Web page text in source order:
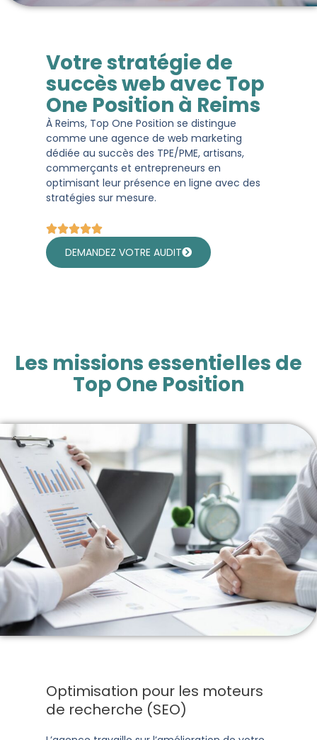
Votre stratégie de
succès web avec Top
One Position à Reims
À Reims, Top One Position se distingue
comme une agence de web marketing
dédiée au succès des TPE/PME, artisans,
commerçants et entrepreneurs en
optimisant leur présence en ligne avec des
stratégies sur mesure.
DEMANDEZ VOTRE AUDIT
Les missions essentielles de
Top One Position
Optimisation pour les moteurs
de recherche (SEO)